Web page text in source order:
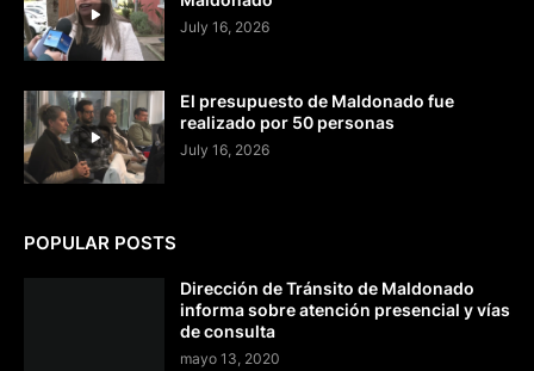
July 16, 2026
El presupuesto de Maldonado fue
realizado por 50 personas
July 16, 2026
POPULAR POSTS
Dirección de Tránsito de Maldonado
informa sobre atención presencial y vías
de consulta
mayo 13, 2020